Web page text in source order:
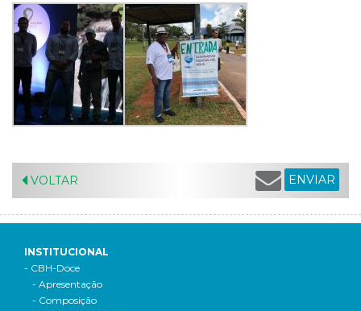
VOLTAR ENVIAR
INSTITUCIONAL
- CBH-Doce
- Apresentação
- Composição